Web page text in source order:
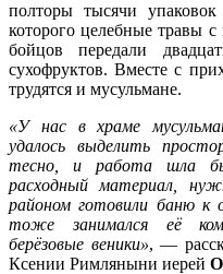
полторы тысячи
которого целебные травы
бойцов передали
сухофруктов. Вместе с
трудятся и мусульмане.
«У нас в храме
удалось выделить
тесно, и работа шла
расходный материал,
районом готовили баню
тоже занимался её
берёзовые веники», —
Ксении Римляныни иерей